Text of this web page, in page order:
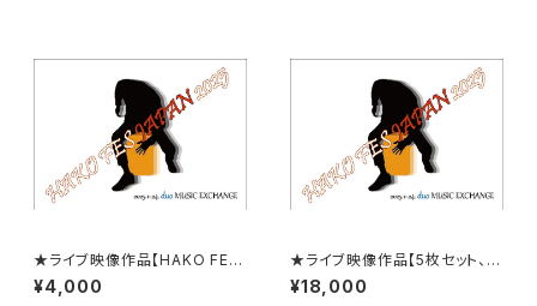
★ライブ映像作品【HAKO FES
JAPAN 2025 LIVE！】＠渋谷d
uo MUSIC EXCHANGE ( 無
¥4,000
★ライブ映像作品【5枚セット、H
AKO FES JAPAN 2025 LIV
E！】＠渋谷duo MUSIC EXCH
¥18,000